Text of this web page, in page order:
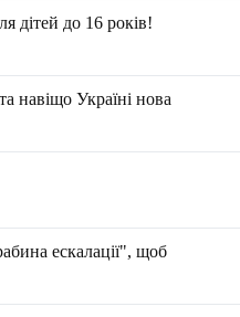
дітей до 16 років!
Україні нова
ескалації", щоб